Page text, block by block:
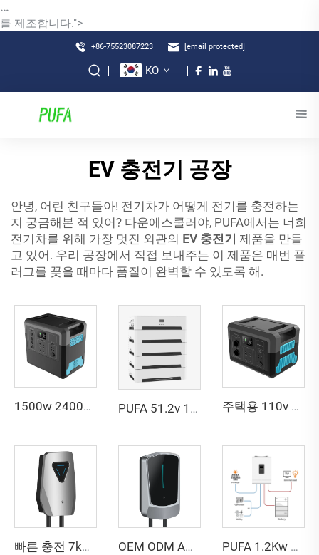
...
를 제조합니다.">
+86-75523087223 [email protected]
KO
EV 충전기 공장
안녕, 어린 친구들아! 전기차가 어떻게 전기를 충전하는
지 궁금해본 적 있어? 다운에스쿨러야, PUFA에서는 너희
전기차를 위해 가장 멋진 외관의 EV 충전기 제품을 만들
고 있어. 우리 공장에서 직접 보내주는 이 제품은 매번 플
러그를 꽂을 때마다 품질이 완벽할 수 있도록 해.
1500w 2400w 충전 백업 캠핑 야외 리튬인산철 배터리 에너지 시스템 공급 휴대용 태양광 전원 정거장 PUFA 51.2v 100ah 태양광 리튬 배터리 주택 에너지 저장 시스템 10kwh 20kwh 주택용 태양광 전력 에너지 저장 시스템 주택용 110v 220v 캠핑 태양광 발전기 전원 정거장 5000w 3000w 2400w 1500w 600w 500w 300w 휴대용 전원 정거장
빠른 충전 7kW 11kW 22kW 최고 가격 앱 제어 전기차(EV) 충전기 OEM ODM AC OCPI 스마트 충전 단독형 전기차(EV) 충전기 PUFA 1.2Kw 3.6Kw 5Kw 정현파 하이브리드 태양광 인버터 12V 24V 48V 오프그리드 태양광 인버터 태양광 시스템용